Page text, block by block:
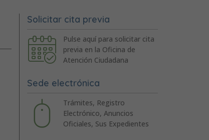
Solicitar cita previa
Pulse aquí para solicitar cita
previa en la Oficina de
Atención Ciudadana
Sede electrónica
Trámites, Registro
Electrónico, Anuncios
Oficiales, Sus Expedientes